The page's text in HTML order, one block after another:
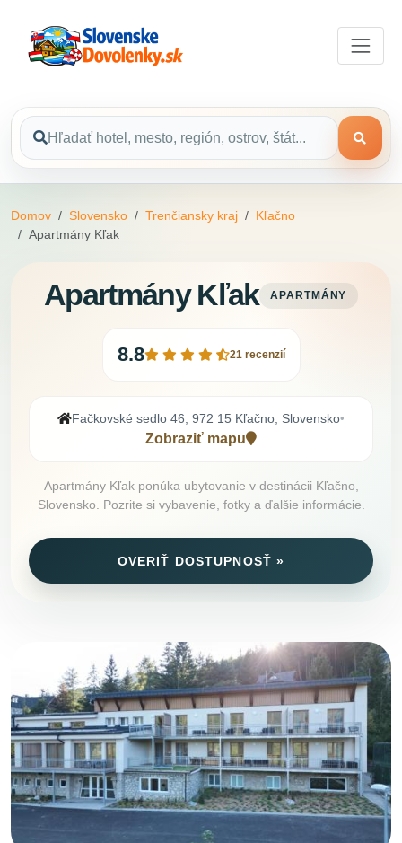
Domov Slovensko Trenčiansky kraj
Kľačno
Apartmány Kľak
Apartmány Kľak APARTMÁNY
8.8 21 recenzií
Fačkovské sedlo 46, 972 15 Kľačno, Slovensko•
Zobraziť mapu
Apartmány Kľak ponúka ubytovanie v destinácii Kľačno,
Slovensko. Pozrite si vybavenie, fotky a ďalšie informácie.
OVERIŤ DOSTUPNOSŤ »